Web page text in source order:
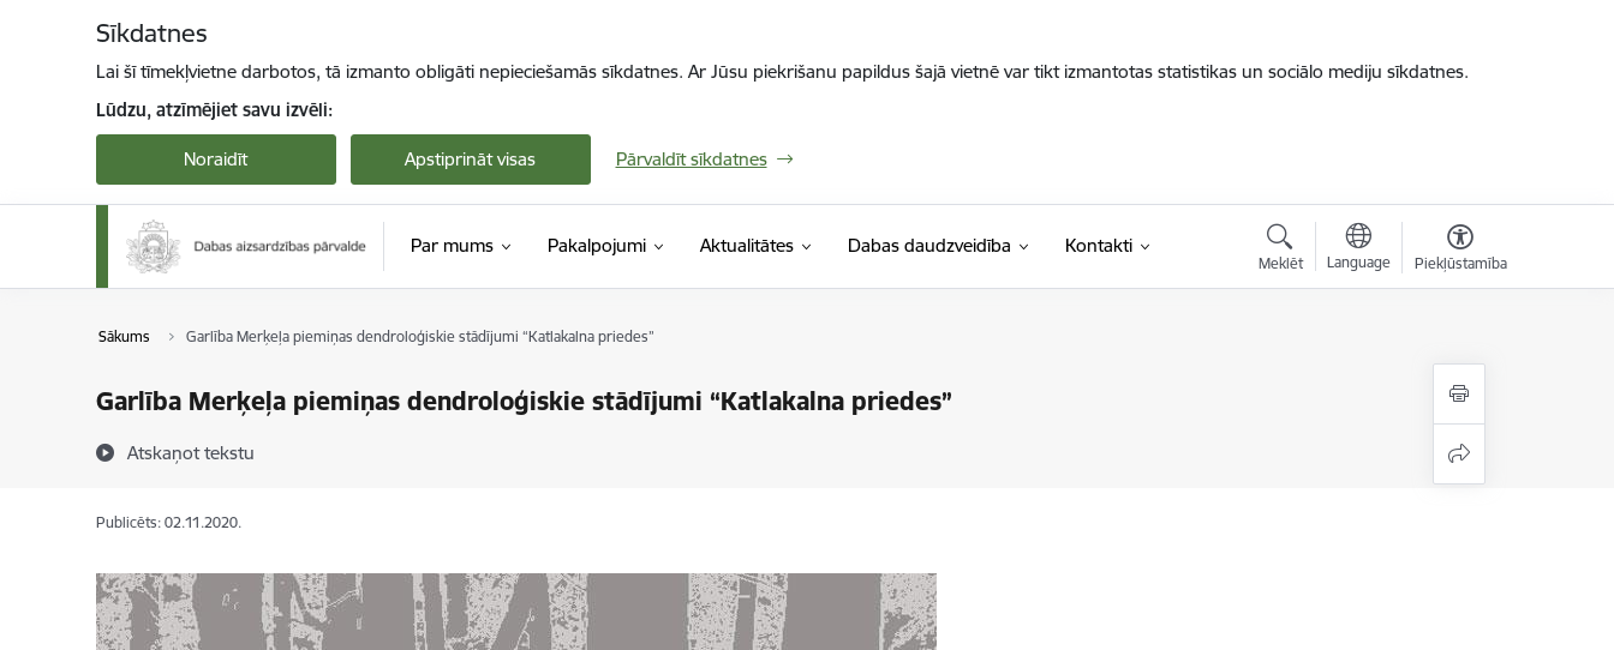
Sīkdatnes
Lai šī tīmekļvietne darbotos, tā izmanto obligāti nepieciešamās sīkdatnes. Ar Jūsu piekrišanu papildus šajā vietnē var tikt izmantotas statistikas un sociālo mediju sīkdatnes.
Lūdzu, atzīmējiet savu izvēli:
Noraidīt Apstiprināt visas Pārvaldīt sīkdatnes
Par mums Pakalpojumi Aktualitātes Dabas daudzveidība Kontakti
Meklēt Language Piekļūstamība
Sākums Garlība Merķeļa piemiņas dendroloģiskie stādījumi “Katlakalna priedes”
Garlība Merķeļa piemiņas dendroloģiskie stādījumi “Katlakalna priedes”
Atskaņot tekstu
Publicēts: 02.11.2020.